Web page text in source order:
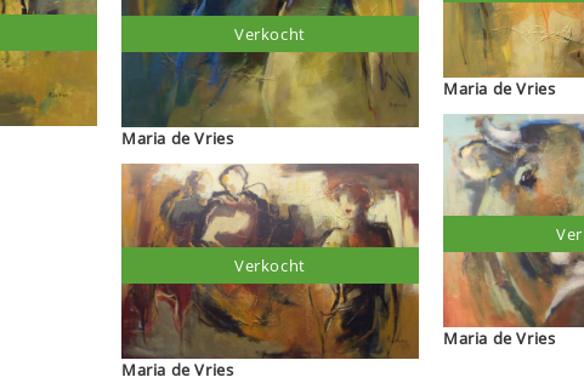
Maria de Vries
Verkocht
Maria de Vries
Verkocht
Maria de Vries
Maria de Vries